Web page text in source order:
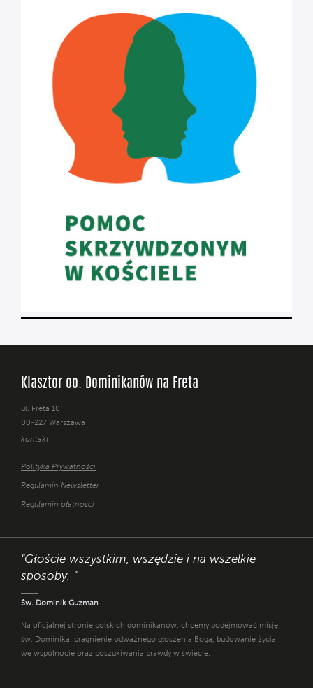
Klasztor oo. Dominikanów na Freta
ul. Freta 10
00-227 Warszawa
kontakt
Polityka Prywatności
Regulamin Newsletter
Regulamin płatności
"Głoście wszystkim, wszędzie i na wszelkie
sposoby. "
Św. Dominik Guzman
Na oficjalnej stronie polskich dominikanów, chcemy podejmować misję
św. Dominika: pragnienie odważnego głoszenia Boga, budowanie życia
we wspólnocie oraz poszukiwania prawdy w świecie.